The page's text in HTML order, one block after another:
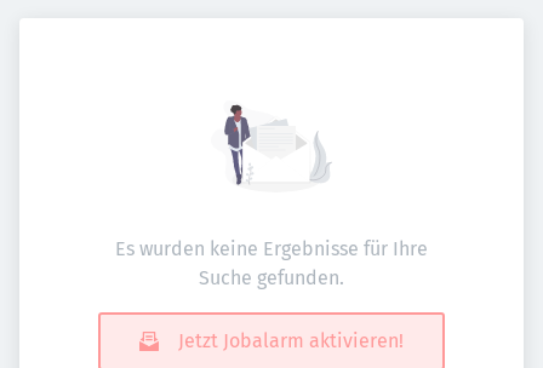
Es wurden keine Ergebnisse für Ihre
Suche gefunden.
Jetzt Jobalarm aktivieren!